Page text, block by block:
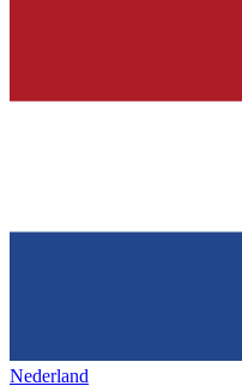
Nederland